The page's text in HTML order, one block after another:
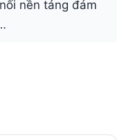
nền tảng đám